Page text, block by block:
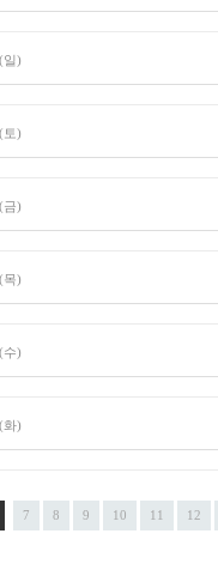
일)
토)
금)
목)
수)
화)
7 8 9 10 11 12